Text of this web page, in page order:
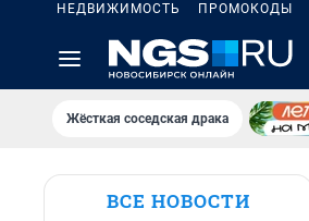
НЕДВИЖИМОСТЬ ПРОМОКОДЫ
Жёсткая соседская драка
ВСЕ НОВОСТИ